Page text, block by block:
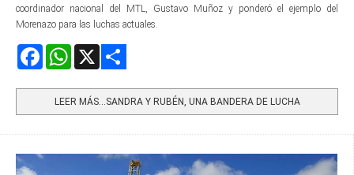
coordinador nacional del MTL, Gustavo Muñoz y ponderó el ejemplo del
Morenazo para las luchas actuales.
FacebookWhatsApp
LEER MÁS…SANDRA Y RUBÉN, UNA BANDERA DE LUCHA